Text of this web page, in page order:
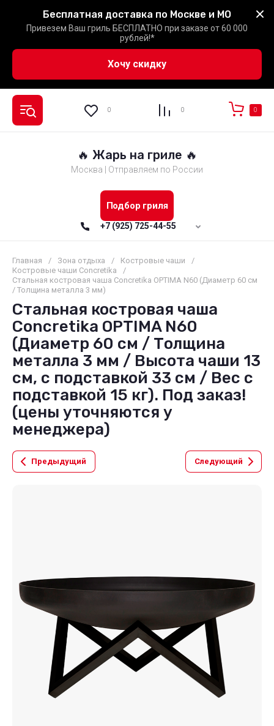
Бесплатная доставка по Москве и МО
Привезем Ваш гриль БЕСПЛАТНО при заказе от 60 000
рублей!*
Хочу скидку
0 0 0
🔥 Жарь на гриле 🔥
Москва | Отправляем по России
Подбор гриля
+7 (925) 725-44-55
Главная / Зона отдыха / Костровые чаши
/
Костровые чаши Concretika
/
Стальная костровая чаша Concretika OPTIMA N60 (Диаметр 60 см
/ Толщина металла 3 мм)
Стальная костровая чаша
Concretika OPTIMA N60
(Диаметр 60 см / Толщина
металла 3 мм / Высота чаши 13
см, с подставкой 33 см / Вес с
подставкой 15 кг). Под заказ!
(цены уточняются у
менеджера)
Предыдущий Следующий